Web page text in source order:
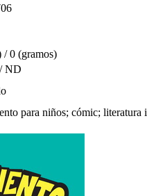
/ 0 (gramos)
ND
para niños; cómic;